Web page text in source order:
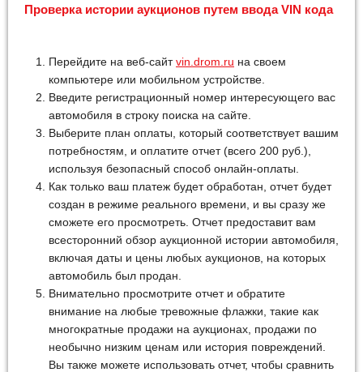
Проверка истории аукционов путем ввода VIN кода
Перейдите на веб-сайтvin.drom.ru на своем
компьютере или мобильном устройстве.
Введите регистрационный номер интересующего вас
автомобиля в строку поиска на сайте.
Выберите план оплаты, который соответствует вашим
потребностям, и оплатите отчет (всего 200 руб.),
используя безопасный способ онлайн-оплаты.
Как только ваш платеж будет обработан, отчет будет
создан в режиме реального времени, и вы сразу же
сможете его просмотреть. Отчет предоставит вам
всесторонний обзор аукционной истории автомобиля,
включая даты и цены любых аукционов, на которых
автомобиль был продан.
Внимательно просмотрите отчет и обратите
внимание на любые тревожные флажки, такие как
многократные продажи на аукционах, продажи по
необычно низким ценам или история повреждений.
Вы также можете использовать отчет, чтобы сравнить